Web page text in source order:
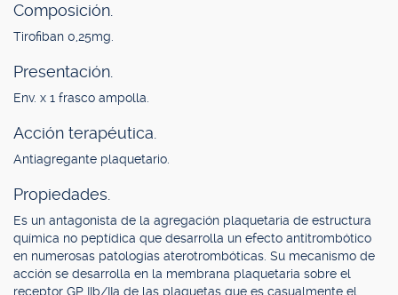
Composición.
Tirofiban 0,25mg.
Presentación.
Env. x 1 frasco ampolla.
Acción terapéutica.
Antiagregante plaquetario.
Propiedades.
Es un antagonista de la agregación plaquetaria de estructura
química no peptídica que desarrolla un efecto antitrombótico
en numerosas patologías aterotrombóticas. Su mecanismo de
acción se desarrolla en la membrana plaquetaria sobre el
receptor GP IIb/IIa de las plaquetas que es casualmente el